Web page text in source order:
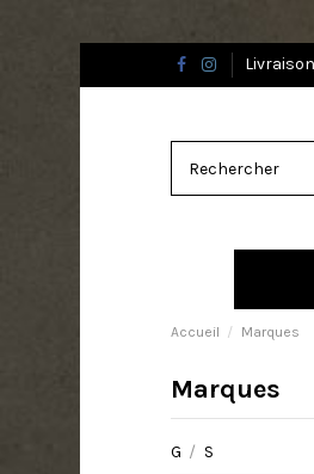
Livraison
Accueil Marques
Marques
G / S